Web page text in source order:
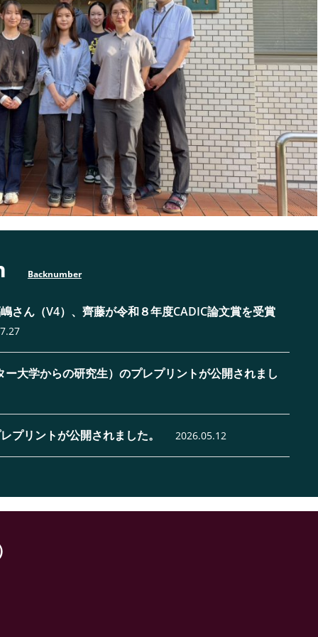
Backnumber
さん（V4）、齊藤が令和８年度CADIC論文賞を受賞
ー大学からの研究生）のプレプリントが公開されまし
プリントが公開されました。 2026.05.12